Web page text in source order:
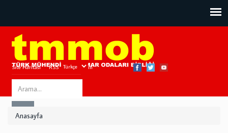
Site Haritası RSS Bize Ulaşın
Search
this
Anasayfa